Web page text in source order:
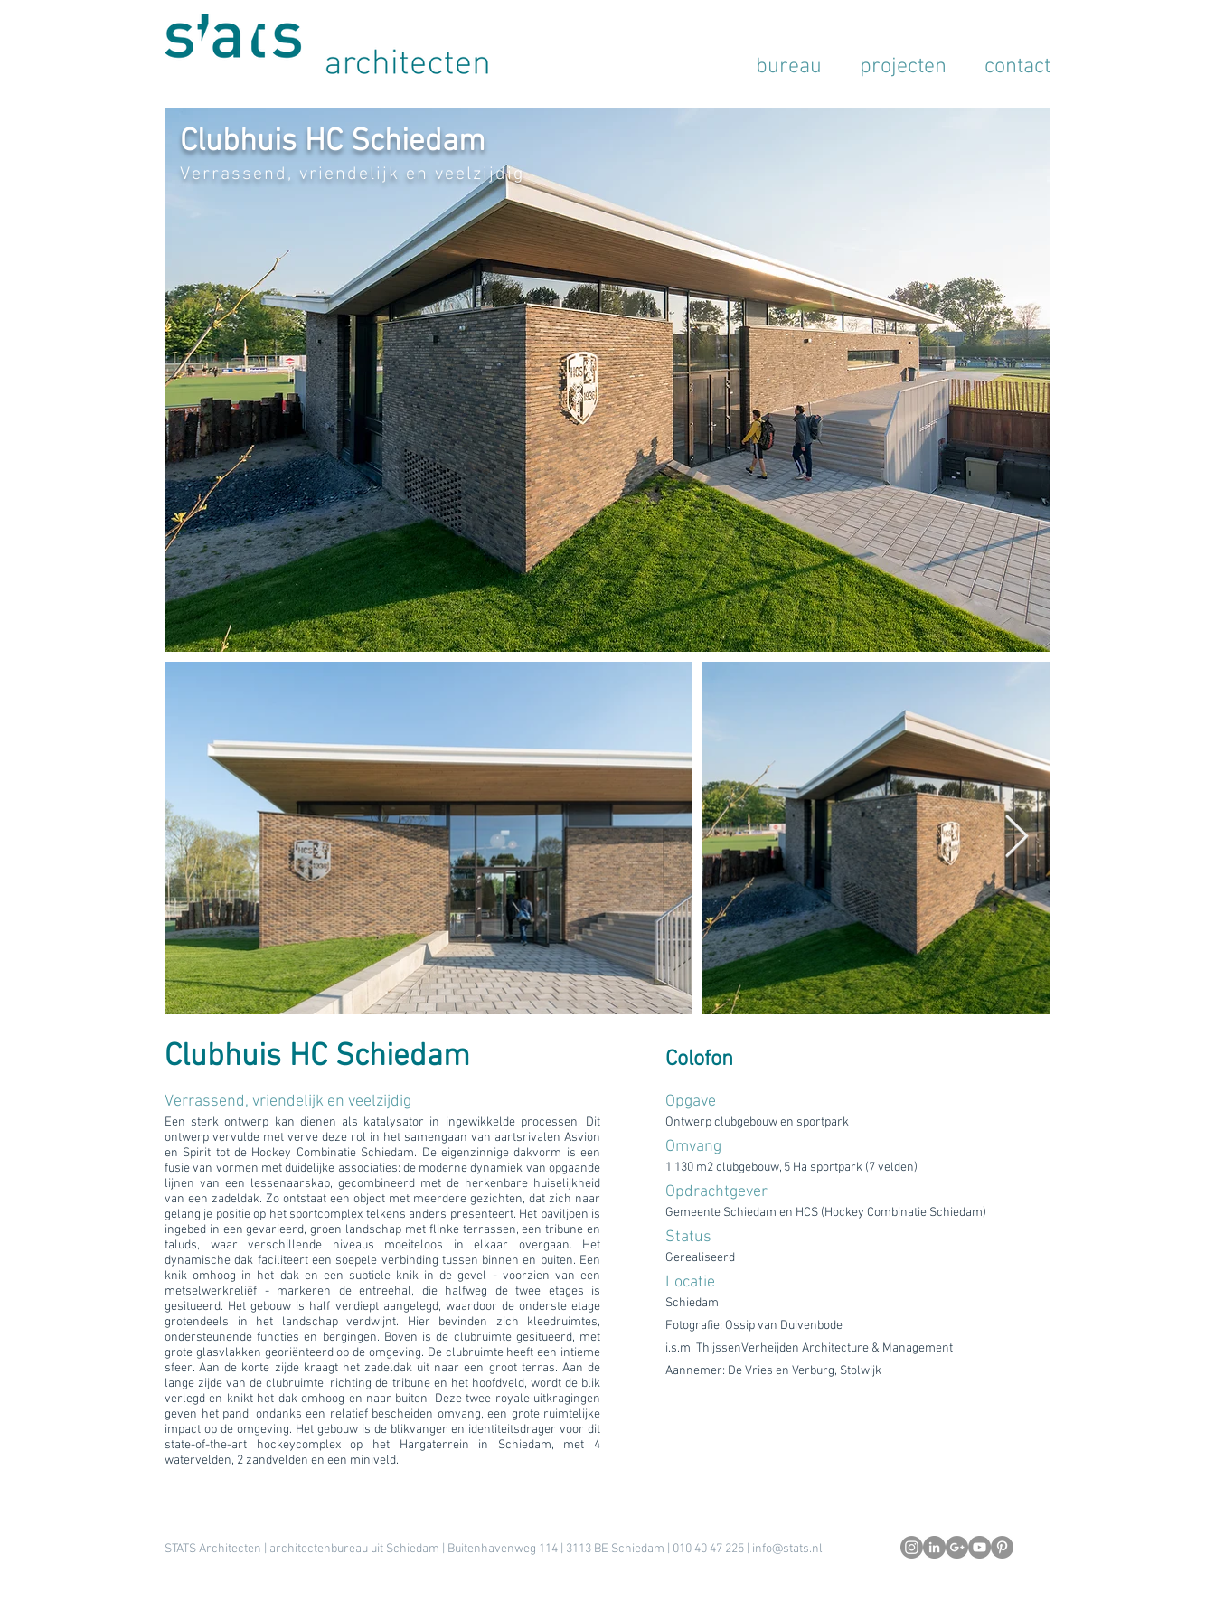
bureau projecten contact
Clubhuis HC Schiedam
Verrassend, vriendelijk en veelzijdig
Clubhuis HC Schiedam
Verrassend, vriendelijk en veelzijdig
Een sterk ontwerp kan dienen als katalysator in ingewikkelde processen. Dit
ontwerp vervulde met verve deze rol in het samengaan van aartsrivalen Asvion
en Spirit tot de Hockey Combinatie Schiedam. De eigenzinnige dakvorm is een
fusie van vormen met duidelijke associaties: de moderne dynamiek van opgaande
lijnen van een lessenaarskap, gecombineerd met de herkenbare huiselijkheid
van een zadeldak. Zo ontstaat een object met meerdere gezichten, dat zich naar
gelang je positie op het sportcomplex telkens anders presenteert. Het paviljoen is
ingebed in een gevarieerd, groen landschap met flinke terrassen, een tribune en
taluds, waar verschillende niveaus moeiteloos in elkaar overgaan. Het
dynamische dak faciliteert een soepele verbinding tussen binnen en buiten. Een
knik omhoog in het dak en een subtiele knik in de gevel - voorzien van een
metselwerkreliëf - markeren de entreehal, die halfweg de twee etages is
gesitueerd. Het gebouw is half verdiept aangelegd, waardoor de onderste etage
grotendeels in het landschap verdwijnt. Hier bevinden zich kleedruimtes,
ondersteunende functies en bergingen. Boven is de clubruimte gesitueerd, met
grote glasvlakken georiënteerd op de omgeving. De clubruimte heeft een intieme
sfeer. Aan de korte zijde kraagt het zadeldak uit naar een groot terras. Aan de
lange zijde van de clubruimte, richting de tribune en het hoofdveld, wordt de blik
verlegd en knikt het dak omhoog en naar buiten. Deze twee royale uitkragingen
geven het pand, ondanks een relatief bescheiden omvang, een grote ruimtelijke
impact op de omgeving. Het gebouw is de blikvanger en identiteitsdrager voor dit
state-of-the-art hockeycomplex op het Hargaterrein in Schiedam, met 4
watervelden, 2 zandvelden en een miniveld.
Colofon
Opgave
Ontwerp clubgebouw en sportpark
Omvang
1.130 m2 clubgebouw, 5 Ha sportpark (7 velden)
Opdrachtgever
Gemeente Schiedam en HCS (Hockey Combinatie Schiedam)
Status
Gerealiseerd
Locatie
Schiedam
Fotografie: Ossip van Duivenbode
i.s.m. ThijssenVerheijden Architecture & Management
Aannemer: De Vries en Verburg, Stolwijk
STATS Architecten | architectenbureau uit Schiedam | Buitenhavenweg 114 | 3113 BE Schiedam | 010 40 47 225 | info@stats.nl